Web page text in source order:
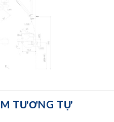
TƯƠNG TỰ